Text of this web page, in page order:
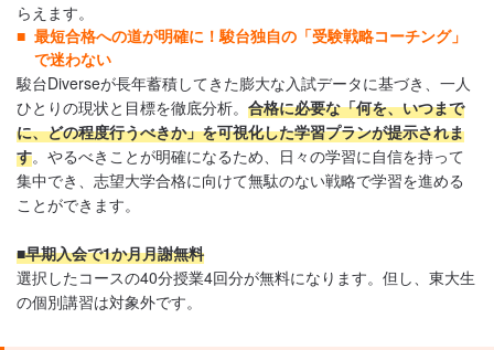
らえます。
最短合格への道が明確に！駿台独自の「受験戦略コーチング」
で迷わない
駿台Diverseが長年蓄積してきた膨大な入試データに基づき、一人
ひとりの現状と目標を徹底分析。 合格に必要な「何を、いつまで
に、どの程度行うべきか」を可視化した学習プランが提示されま
す。やるべきことが明確になるため、日々の学習に自信を持って
集中でき、志望大学合格に向けて無駄のない戦略で学習を進める
ことができます。
■早期入会で1か月月謝無料
選択したコースの40分授業4回分が無料になります。但し、東大生
の個別講習は対象外です。